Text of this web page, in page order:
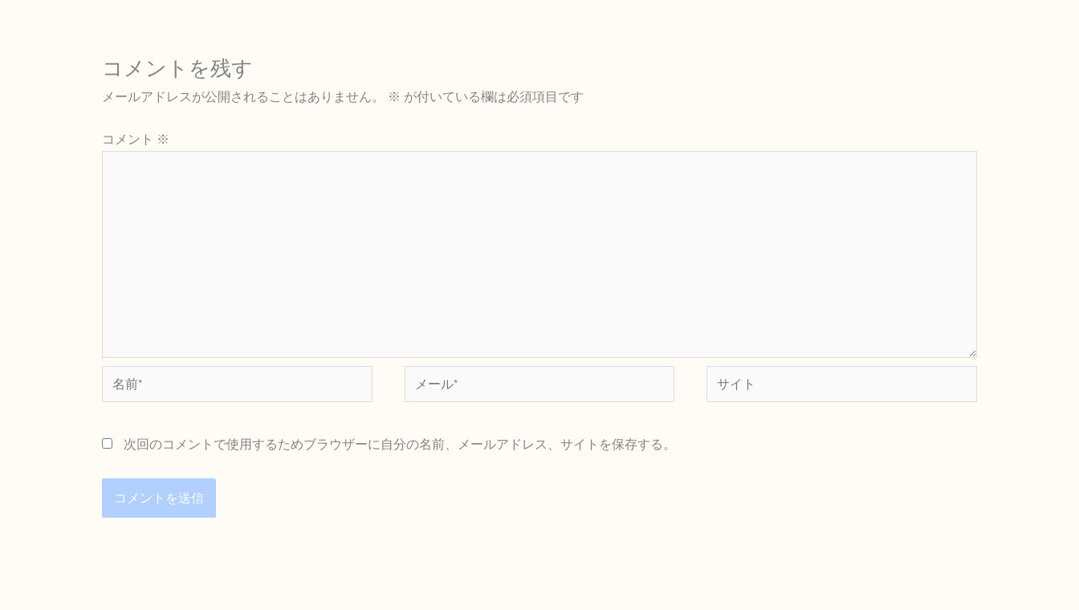
コメントを残す
メールアドレスが公開されることはありません。 ※ が付いている欄は必須項目です
コメント ※
前
ー
*
イ
次回のコメントで使用するためブラウザーに自分の名前、メールアドレス、サイトを保存する。